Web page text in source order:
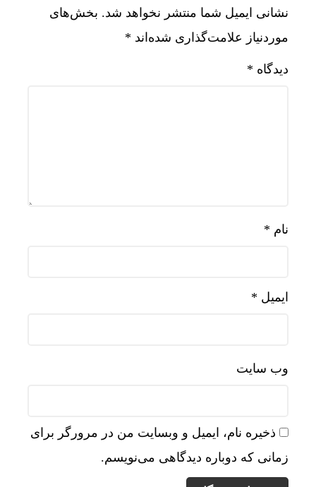
نشانی ایمیل شما منتشر نخواهد شد. بخش‌های
موردنیاز علامت‌گذاری شده‌اند *
دیدگاه *
نام *
ایمیل *
وب‌ سایت
ذخیره نام، ایمیل و وبسایت من در مرورگر برای
زمانی که دوباره دیدگاهی می‌نویسم.